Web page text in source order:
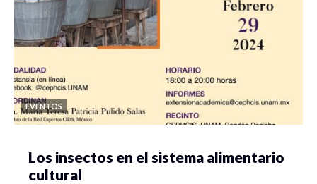
EVENTOS
Los insectos en el sistema alimentario
cultural